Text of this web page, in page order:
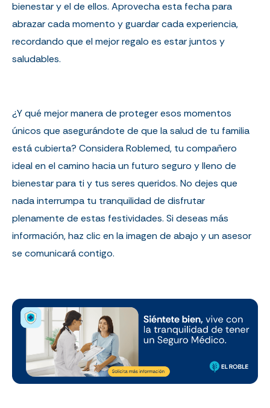
bienestar y el de ellos. Aprovecha esta fecha para
abrazar cada momento y guardar cada experiencia,
recordando que el mejor regalo es estar juntos y
saludables.
¿Y qué mejor manera de proteger esos momentos
únicos que asegurándote de que la salud de tu familia
está cubierta? Considera Roblemed, tu compañero
ideal en el camino hacia un futuro seguro y lleno de
bienestar para ti y tus seres queridos. No dejes que
nada interrumpa tu tranquilidad de disfrutar
plenamente de estas festividades. Si deseas más
información, haz clic en la imagen de abajo y un asesor
se comunicará contigo.